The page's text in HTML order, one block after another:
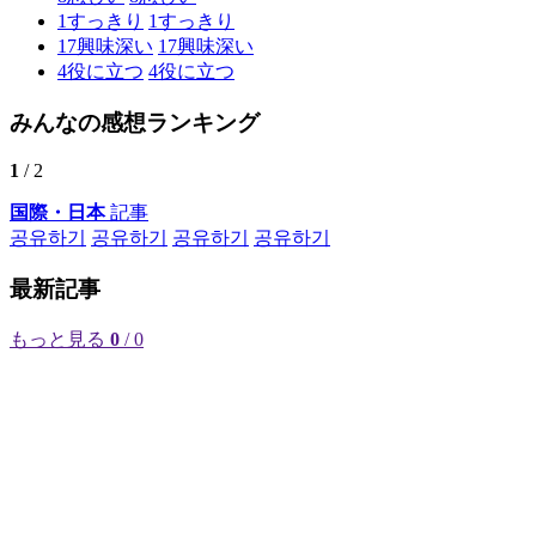
1すっきり 1すっきり
17興味深い 17興味深い
4役に立つ 4役に立つ
みんなの感想ランキング
1 / 2
国際・日本記事
공유하기
공유하기 공유하기 공유하기
最新記事
もっと見る 0 / 0